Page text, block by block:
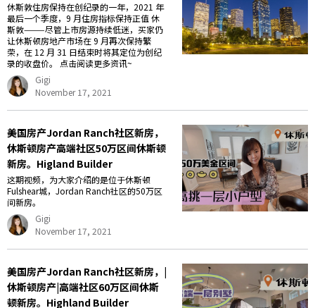
休斯敦住房保持在创纪录的一年，2021 年
最后一个季度，9 月住房指标保持正值 休
斯敦———尽管上市房源持续低迷，买家仍
让休斯顿房地产市场在 9 月再次保持繁
荣，在 12 月 31 日结束时将其定位为创纪
录的收盘价。 点击阅读更多资讯~
Gigi
November 17, 2021
美国房产Jordan Ranch社区新房，
休斯顿房产高端社区50万区间休斯顿
新房。Higland Builder
这期视频，为大家介绍的是位于休斯顿
Fulshear城，Jordan Ranch社区的50万区
间新房。
Gigi
November 17, 2021
美国房产Jordan Ranch社区新房，|
休斯顿房产|高端社区60万区间休斯
顿新房。Highland Builder